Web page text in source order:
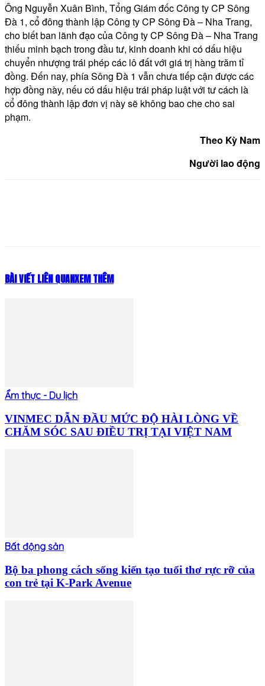
Ông Nguyễn Xuân Bình, Tổng Giám đốc Công ty CP Sông
Đà 1, cổ đông thành lập Công ty CP Sông Đà – Nha Trang,
cho biết ban lãnh đạo của Công ty CP Sông Đà – Nha Trang
thiếu minh bạch trong đầu tư, kinh doanh khi có dấu hiệu
chuyển nhượng trái phép các lô đất với giá trị hàng trăm tỉ
đồng. Đến nay, phía Sông Đà 1 vẫn chưa tiếp cận được các
hợp đồng này, nếu có dấu hiệu trái pháp luật với tư cách là
cổ đông thành lập đơn vị này sẽ không bao che cho sai
phạm.
Theo Kỳ Nam
Người lao động
BÀI VIẾT LIÊN QUANXEM THÊM
Ẩm thực - Du lịch
VINMEC DẪN ĐẦU MỨC ĐỘ HÀI LÒNG VỀ
CHĂM SÓC SAU ĐIỀU TRỊ TẠI VIỆT NAM
Bất động sản
Bộ ba phong cách sống kiến tạo tuổi thơ rực rỡ của
con trẻ tại K-Park Avenue